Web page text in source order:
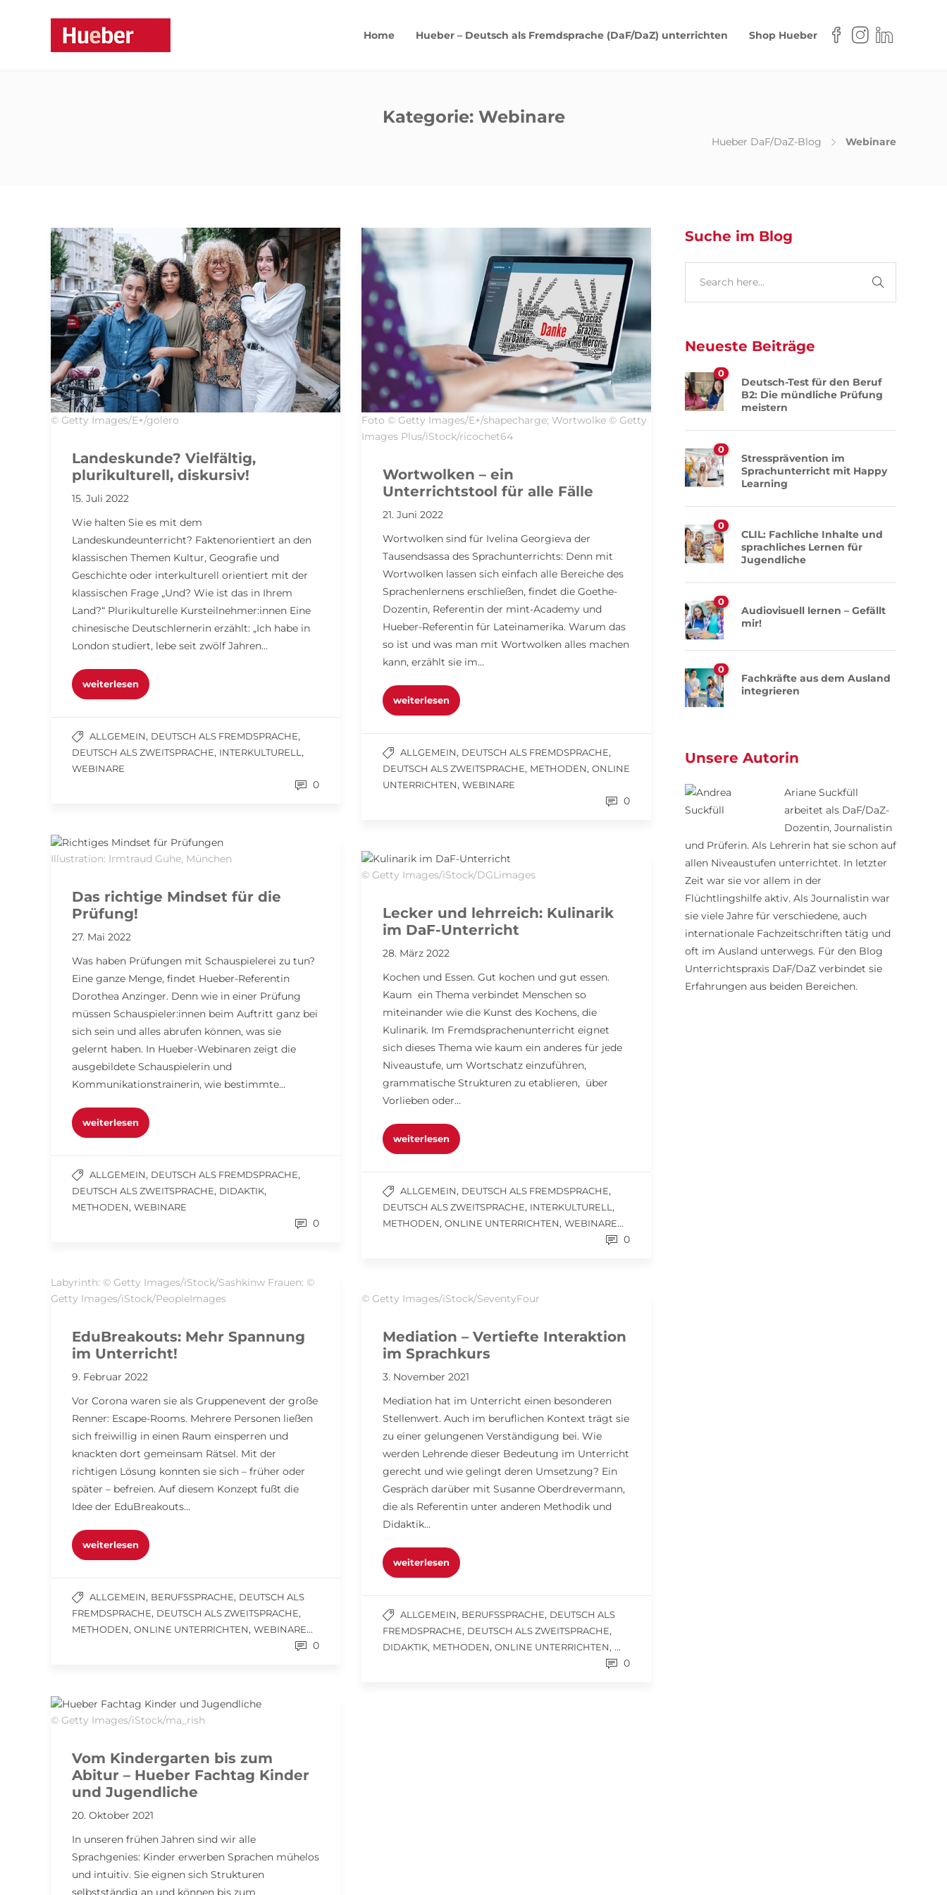
Home Hueber – Deutsch als Fremdsprache (DaF/DaZ) unterrichten Shop Hueber
Kategorie: Webinare
Hueber DaF/DaZ-Blog Webinare
© Getty Images/E+/golero
Landeskunde? Vielfältig,
plurikulturell, diskursiv!
15. Juli 2022
Wie halten Sie es mit dem
Landeskundeunterricht? Faktenorientiert an den
klassischen Themen Kultur, Geografie und
Geschichte oder interkulturell orientiert mit der
klassischen Frage „Und? Wie ist das in Ihrem
Land?“ Plurikulturelle Kursteilnehmer:innen Eine
chinesische Deutschlernerin erzählt: „Ich habe in
London studiert, lebe seit zwölf Jahren…
weiterlesen
ALLGEMEIN, DEUTSCH ALS FREMDSPRACHE,
DEUTSCH ALS ZWEITSPRACHE, INTERKULTURELL ,
WEBINARE
0
Foto © Getty Images/E+/shapecharge; Wortwolke © Getty
Images Plus/iStock/ricochet64
Wortwolken – ein
Unterrichtstool für alle Fälle
21. Juni 2022
Wortwolken sind für Ivelina Georgieva der
Tausendsassa des Sprachunterrichts: Denn mit
Wortwolken lassen sich einfach alle Bereiche des
Sprachenlernens erschließen, findet die Goethe-
Dozentin, Referentin der mint-Academy und
Hueber-Referentin für Lateinamerika. Warum das
so ist und was man mit Wortwolken alles machen
kann, erzählt sie im…
weiterlesen
ALLGEMEIN, DEUTSCH ALS FREMDSPRACHE,
DEUTSCH ALS ZWEITSPRACHE, METHODEN, ONLINE
UNTERRICHTEN, WEBINARE
0
Illustration: Irmtraud Guhe, München
Das richtige Mindset für die
Prüfung!
27. Mai 2022
Was haben Prüfungen mit Schauspielerei zu tun?
Eine ganze Menge, findet Hueber-Referentin
Dorothea Anzinger. Denn wie in einer Prüfung
müssen Schauspieler:innen beim Auftritt ganz bei
sich sein und alles abrufen können, was sie
gelernt haben. In Hueber-Webinaren zeigt die
ausgebildete Schauspielerin und
Kommunikationstrainerin, wie bestimmte…
weiterlesen
ALLGEMEIN, DEUTSCH ALS FREMDSPRACHE,
DEUTSCH ALS ZWEITSPRACHE, DIDAKTIK,
METHODEN, WEBINARE
0
© Getty Images/iStock/DGLimages
Lecker und lehrreich: Kulinarik
im DaF-Unterricht
28. März 2022
Kochen und Essen. Gut kochen und gut essen.
Kaum ein Thema verbindet Menschen so
miteinander wie die Kunst des Kochens, die
Kulinarik. Im Fremdsprachenunterricht eignet
sich dieses Thema wie kaum ein anderes für jede
Niveaustufe, um Wortschatz einzuführen,
grammatische Strukturen zu etablieren, über
Vorlieben oder…
weiterlesen
ALLGEMEIN, DEUTSCH ALS FREMDSPRACHE,
DEUTSCH ALS ZWEITSPRACHE, INTERKULTURELL ,
METHODEN, ONLINE UNTERRICHTEN, WEBINARE...
0
Labyrinth: © Getty Images/iStock/Sashkinw Frauen: ©
Getty Images/iStock/PeopleImages
EduBreakouts: Mehr Spannung
im Unterricht!
9. Februar 2022
Vor Corona waren sie als Gruppenevent der große
Renner: Escape-Rooms. Mehrere Personen ließen
sich freiwillig in einen Raum einsperren und
knackten dort gemeinsam Rätsel. Mit der
richtigen Lösung konnten sie sich – früher oder
später – befreien. Auf diesem Konzept fußt die
Idee der EduBreakouts…
weiterlesen
ALLGEMEIN, BERUFSSPRACHE, DEUTSCH ALS
FREMDSPRACHE, DEUTSCH ALS ZWEITSPRACHE,
METHODEN, ONLINE UNTERRICHTEN, WEBINARE...
0
© Getty Images/iStock/SeventyFour
Mediation – Vertiefte Interaktion
im Sprachkurs
3. November 2021
Mediation hat im Unterricht einen besonderen
Stellenwert. Auch im beruflichen Kontext trägt sie
zu einer gelungenen Verständigung bei. Wie
werden Lehrende dieser Bedeutung im Unterricht
gerecht und wie gelingt deren Umsetzung? Ein
Gespräch darüber mit Susanne Oberdrevermann,
die als Referentin unter anderen Methodik und
Didaktik…
weiterlesen
ALLGEMEIN, BERUFSSPRACHE, DEUTSCH ALS
FREMDSPRACHE, DEUTSCH ALS ZWEITSPRACHE,
DIDAKTIK, METHODEN, ONLINE UNTERRICHTEN, ...
0
© Getty Images/iStock/ma_rish
Vom Kindergarten bis zum
Abitur – Hueber Fachtag Kinder
und Jugendliche
20. Oktober 2021
In unseren frühen Jahren sind wir alle
Sprachgenies: Kinder erwerben Sprachen mühelos
und intuitiv. Sie eignen sich Strukturen
selbstständig an und können bis zum
Suche im Blog
Neueste Beiträge
0
Deutsch-Test für den Beruf
B2: Die mündliche Prüfung
meistern
0
Stressprävention im
Sprachunterricht mit Happy
Learning
0
CLIL: Fachliche Inhalte und
sprachliches Lernen für
Jugendliche
0
Audiovisuell lernen – Gefällt
mir!
0
Fachkräfte aus dem Ausland
integrieren
Unsere Autorin
Ariane Suckfüll
arbeitet als DaF/DaZ-
Dozentin, Journalistin
und Prüferin. Als Lehrerin hat sie schon auf
allen Niveaustufen unterrichtet. In letzter
Zeit war sie vor allem in der
Flüchtlingshilfe aktiv. Als Journalistin war
sie viele Jahre für verschiedene, auch
internationale Fachzeitschriften tätig und
oft im Ausland unterwegs. Für den Blog
Unterrichtspraxis DaF/DaZ verbindet sie
Erfahrungen aus beiden Bereichen.